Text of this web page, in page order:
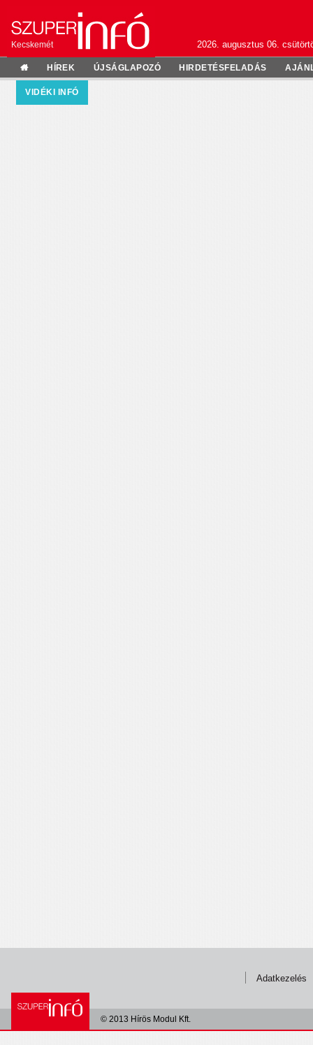
Kecskemét 2026. augusztus 06.
HÍREK ÚJSÁGLAPOZÓ HIRDETÉSFELADÁS
VIDÉKI INFÓ
Adatkezelés
© 2013 Hírös Modul Kft.